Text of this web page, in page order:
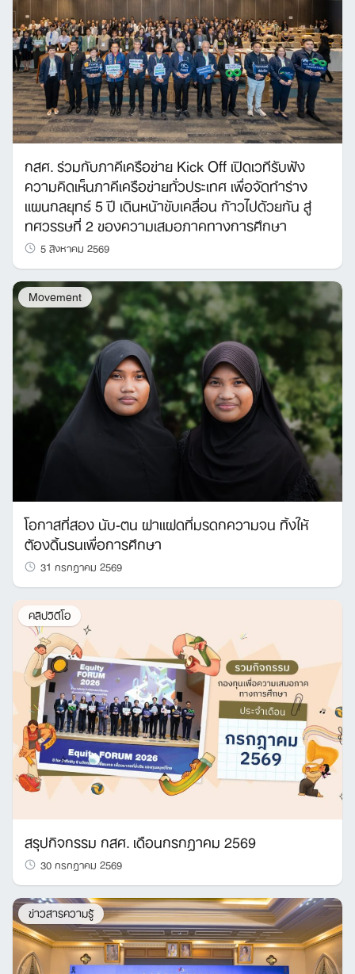
กสศ. ร่วมกับภาคีเครือข่าย Kick Off เปิดเวทีรับฟัง
ความคิดเห็นภาคีเครือข่ายทั่วประเทศ เพื่อจัดทำร่าง
แผนกลยุทธ์ 5 ปี เดินหน้าขับเคลื่อน ก้าวไปด้วยกัน สู่
ทศวรรษที่ 2 ของความเสมอภาคทางการศึกษา
5 สิงหาคม 2569
Movement
โอกาสที่สอง นับ-ตน ฝาแฝดที่มรดกความจน ทิ้งให้
ต้องดิ้นรนเพื่อการศึกษา
31 กรกฎาคม 2569
คลิปวิดีโอ
สรุปกิจกรรม กสศ. เดือนกรกฎาคม 2569
30 กรกฎาคม 2569
ข่าวสารความรู้